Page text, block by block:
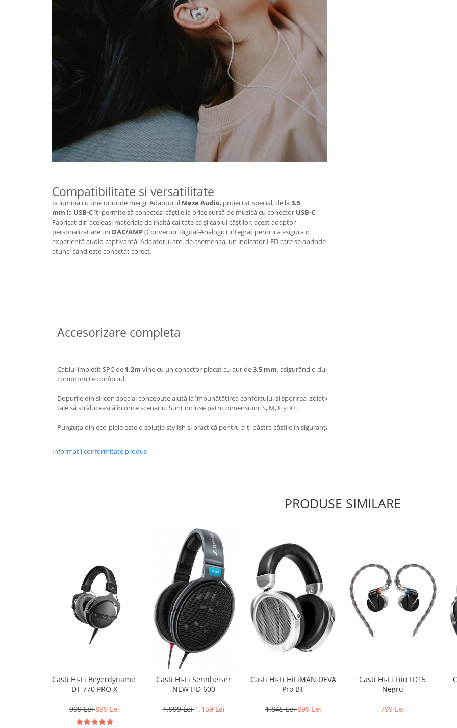
Compatibilitate si versatilitate
Ia lumina cu tine oriunde mergi. Adaptorul Meze Audio, proiectat special, de la3.5
mm la USB-Cîți permite să conectezi căștile la orice sursă de muzică cu conector USB-C.
Fabricat din aceleași materiale de înaltă calitate ca și cablul căștilor, acest adaptor
personalizat are un DAC/AMP(Convertor Digital-Analogic) integrat pentru a asigura o
experiență audio captivantă. Adaptorul are, de asemenea, un indicator LED care se aprinde
atunci când este conectat corect.
Accesorizare completa
Cablul împletit SPC de 1.2m vine cu un conector placat cu aur de3.5 mm, asigurând o durabilitate ridicată, fără a
compromite confortul.
Dopurile din silicon special concepute ajută la îmbunătățirea confortului și sporirea izolației fonice pentru a permite muzicii
tale să strălucească în orice scenariu. Sunt incluse patru dimensiuni: S, M, L și XL.
Punguța din eco-piele este o soluție stylish și practică pentru a-ți păstra căștile în siguranță și pentru a le transporta ușor.
Informatii conformitate produs
PRODUSE SIMILARE
Casti Hi-Fi Beyerdynamic
DT 770 PRO X
999 Lei899 Lei
Casti Hi-Fi Sennheiser
NEW HD 600
1.999 Lei1.159 Lei
Casti Hi-Fi HiFiMAN DEVA
Pro BT
1.845 Lei899 Lei
Casti Hi-Fi Fiio FD15
Negru
799 Lei